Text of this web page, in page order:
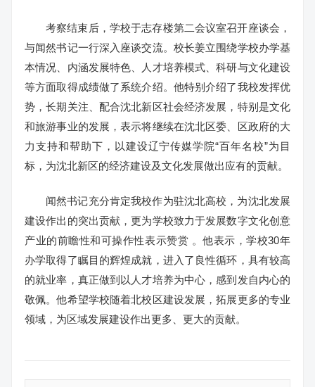
考察结束后，学校于志存楼第二会议室召开座谈会，
与闻然书记一行深入座谈交流。校长姜立围绕学校办学基
本情况、内涵发展特色、人才培养模式、科研与文化建设
等方面取得成绩做了系统介绍。他特别介绍了我校发挥优
势，长期关注、配合沈北新区社会经济发展，特别是文化
和旅游事业的发展，表示将继续在沈北区委、区政府的大
力支持和帮助下，以建设辽宁传媒学院“百年名校”为目
标，为沈北新区的经济建设及文化发展做出应有的贡献。
闻然书记充分肯定我校作为驻沈北高校，为沈北发展
建设作出的突出贡献，更为学校致力于发展数字文化创意
产业的前瞻性和可操作性表示赞赏 。他表示，学校30年
办学取得了瞩目的辉煌成就，进入了良性循环，具有较高
的就业率，真正做到以人才培养为中心，感到发自内心的
敬佩。他希望学校随着北校区建设发展，拓展更多的专业
领域，为区域发展建设作出更多、更大的贡献。